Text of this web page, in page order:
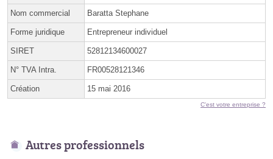
Nom commercial Baratta Stephane
Forme juridique Entrepreneur individuel
SIRET 52812134600027
N° TVA Intra. FR00528121346
Création 15 mai 2016
C'est votre entreprise ?
Autres professionnels